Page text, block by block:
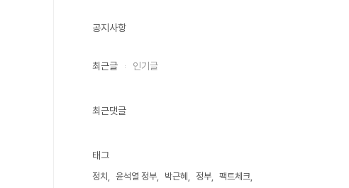
공지사항
최근글 인기글
최근댓글
태그
정치 윤석열 정부 박근혜 정부
팩트체크